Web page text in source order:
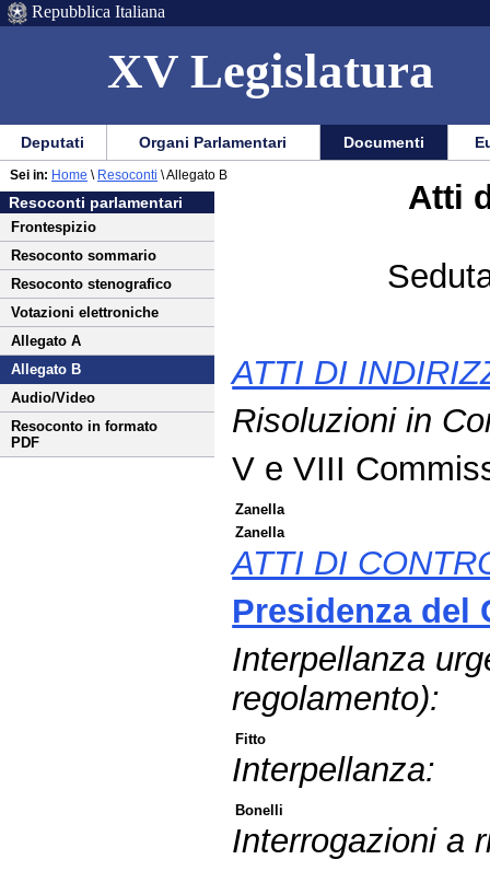
XV Legislatura
Menu
di
ausilio
alla
navigazione
Vai
Menu
di
navigazione
principale
Repubblica Italiana
Menu
di
navigazione
principale
Vai
menu
di
sezione
Deputati Organi Parlamentari Documenti
Vai
al
contenuto
Resoconti parlamentari
Frontespizio
Resoconto sommario
Resoconto stenografico
Votazioni elettroniche
Allegato A
Allegato B
Audio/Video
Resoconto in formato
PDF
Sei in: Home \ Resoconti \ Allegato B
Atti
ATTI DI
Risoluzioni in
V e VIII
Zanella
Zanella
ATTI DI
Presidenza
Interpellanza
regolamento):
Fitto
Interpellanza:
Bonelli
Interrogazioni a